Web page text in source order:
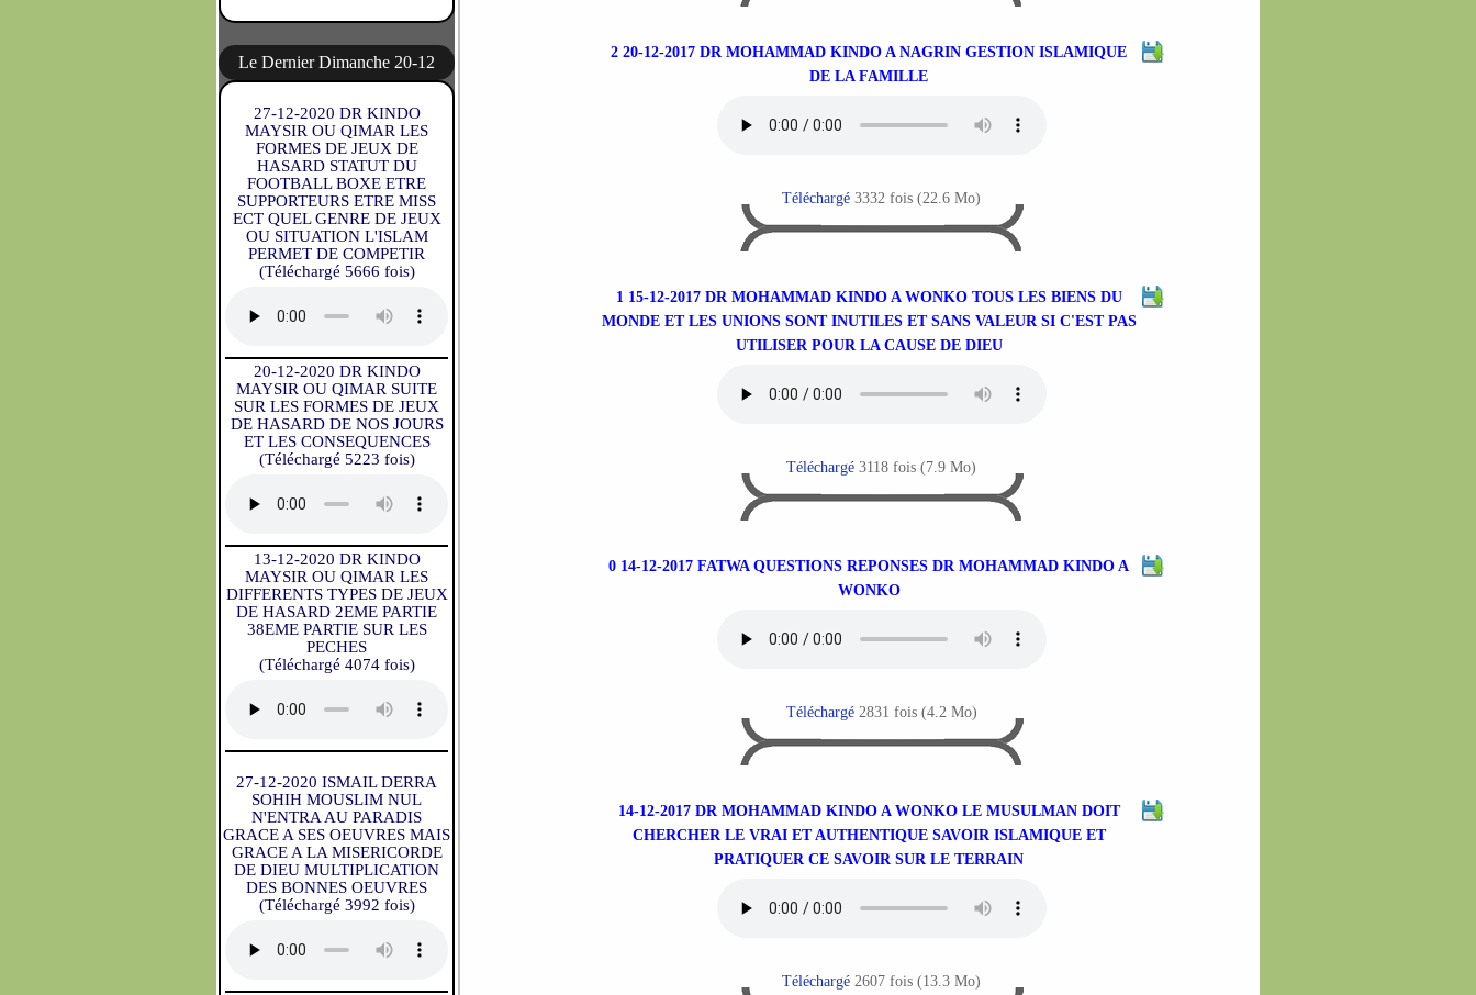
Le Dernier Dimanche 20-12
27-12-2020 DR KINDO
MAYSIR OU QIMAR LES
FORMES DE JEUX DE
HASARD STATUT DU
FOOTBALL BOXE ETRE
SUPPORTEURS ETRE MISS
ECT QUEL GENRE DE JEUX
OU SITUATION L'ISLAM
PERMET DE COMPETIR
(Téléchargé 5666 fois)
20-12-2020 DR KINDO
MAYSIR OU QIMAR SUITE
SUR LES FORMES DE JEUX
DE HASARD DE NOS JOURS
ET LES CONSEQUENCES
(Téléchargé 5223 fois)
13-12-2020 DR KINDO
MAYSIR OU QIMAR LES
DIFFERENTS TYPES DE JEUX
DE HASARD 2EME PARTIE
38EME PARTIE SUR LES
PECHES
(Téléchargé 4074 fois)
27-12-2020 ISMAIL DERRA
SOHIH MOUSLIM NUL
N'ENTRA AU PARADIS
GRACE A SES OEUVRES MAIS
GRACE A LA MISERICORDE
DE DIEU MULTIPLICATION
DES BONNES OEUVRES
(Téléchargé 3992 fois)
2 20-12-2017 DR MOHAMMAD KINDO A NAGRIN GESTION ISLAMIQUE
DE LA FAMILLE
Téléchargé 3332 fois (22.6 Mo)
1 15-12-2017 DR MOHAMMAD KINDO A WONKO TOUS LES BIENS DU
MONDE ET LES UNIONS SONT INUTILES ET SANS VALEUR SI C'EST PAS
UTILISER POUR LA CAUSE DE DIEU
Téléchargé 3118 fois (7.9 Mo)
0 14-12-2017 FATWA QUESTIONS REPONSES DR MOHAMMAD KINDO A
WONKO
Téléchargé 2831 fois (4.2 Mo)
14-12-2017 DR MOHAMMAD KINDO A WONKO LE MUSULMAN DOIT
CHERCHER LE VRAI ET AUTHENTIQUE SAVOIR ISLAMIQUE ET
PRATIQUER CE SAVOIR SUR LE TERRAIN
Téléchargé 2607 fois (13.3 Mo)